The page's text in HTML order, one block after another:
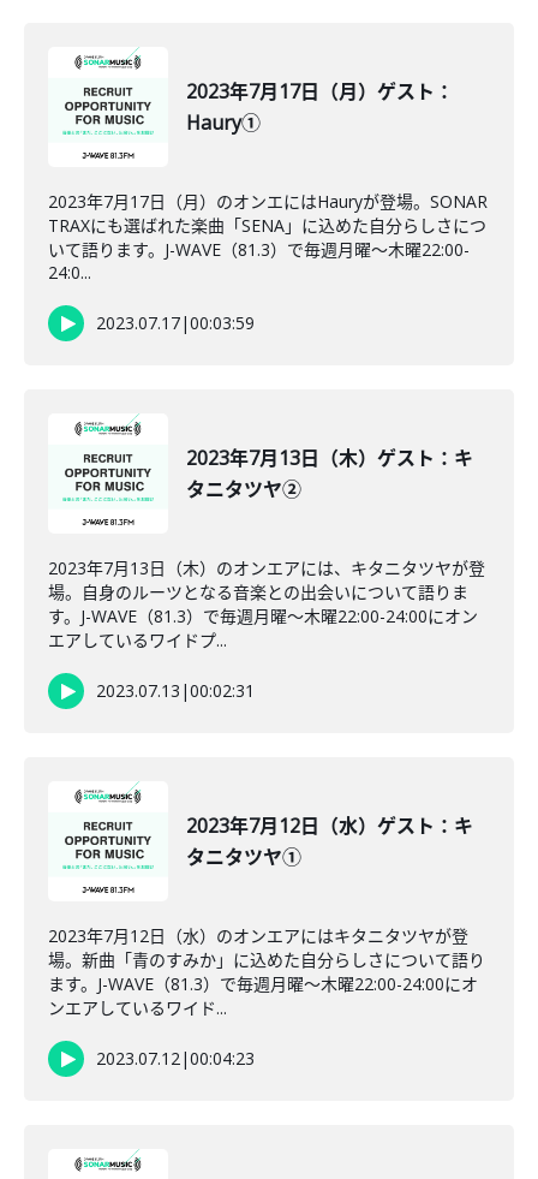
2023年7月17日（月）ゲスト：
Haury①
2023年7月17日（月）のオンエにはHauryが登場。SONAR
TRAXにも選ばれた楽曲「SENA」に込めた自分らしさにつ
いて語ります。J-WAVE（81.3）で毎週月曜～木曜22:00-
24:0...
2023.07.17|00:03:59
2023年7月13日（木）ゲスト：キ
タニタツヤ②
2023年7月13日（木）のオンエアには、キタニタツヤが登
場。自身のルーツとなる音楽との出会いについて語りま
す。J-WAVE（81.3）で毎週月曜～木曜22:00-24:00にオン
エアしているワイドプ...
2023.07.13 |00:02:31
2023年7月12日（水）ゲスト：キ
タニタツヤ①
2023年7月12日（水）のオンエアにはキタニタツヤが登
場。新曲「青のすみか」に込めた自分らしさについて語り
ます。J-WAVE（81.3）で毎週月曜～木曜22:00-24:00にオ
ンエアしているワイド...
2023.07.12|00:04:23